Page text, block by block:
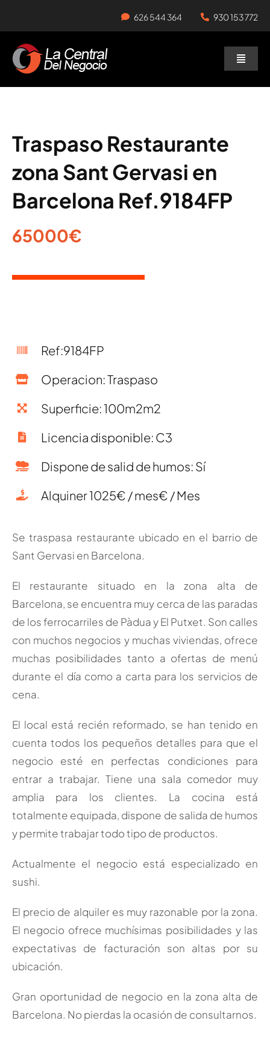
content
626 544 364 930 153 772
Toggle
Negocios en Traspaso
Servicios
Traspaso Restaurante
zona Sant Gervasi en
Barcelona Ref.9184FP
65000€
Ref:9184FP
Operacion: Traspaso
Superficie: 100m2m2
Licencia disponible: C3
Dispone de salid de humos: Sí
Alquiner 1025€ / mes€ / Mes
Se traspasa restaurante ubicado en el barrio de
Sant Gervasi en Barcelona.
El restaurante situado en la zona alta de
Barcelona, se encuentra muy cerca de las paradas
de los ferrocarriles de Pàdua y El Putxet. Son calles
con muchos negocios y muchas viviendas, ofrece
muchas posibilidades tanto a ofertas de menú
durante el día como a carta para los servicios de
cena.
El local está recién reformado, se han tenido en
cuenta todos los pequeños detalles para que el
negocio esté en perfectas condiciones para
entrar a trabajar. Tiene una sala comedor muy
amplia para los clientes. La cocina está
totalmente equipada, dispone de salida de humos
y permite trabajar todo tipo de productos.
Actualmente el negocio está especializado en
sushi.
El precio de alquiler es muy razonable por la zona.
El negocio ofrece muchísimas posibilidades y las
expectativas de facturación son altas por su
ubicación.
Gran oportunidad de negocio en la zona alta de
Barcelona. No pierdas la ocasión de consultarnos.